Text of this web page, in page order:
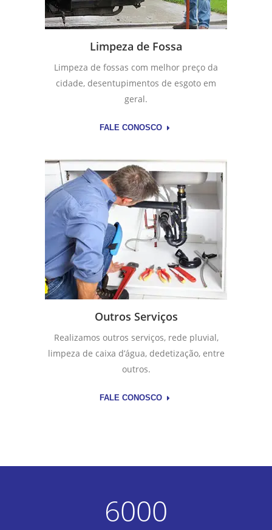
Limpeza de Fossa
Limpeza de fossas com melhor preço da
cidade, desentupimentos de esgoto em
geral.
FALE CONOSCO
Outros Serviços
Realizamos outros serviços, rede pluvial,
limpeza de caixa d’água, dedetização, entre
outros.
FALE CONOSCO
6000